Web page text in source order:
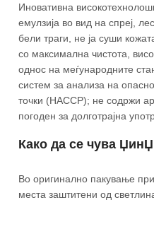
Иновативна
емулзија во вид на спреј,
бели траги, не ја суши
со максимална чистота,
однос на меѓународните
систем за анализа на
точки (НАССР); не содржи
погоден за долготрајна
Како да се чува
Во оригинално пакување
места заштитени од